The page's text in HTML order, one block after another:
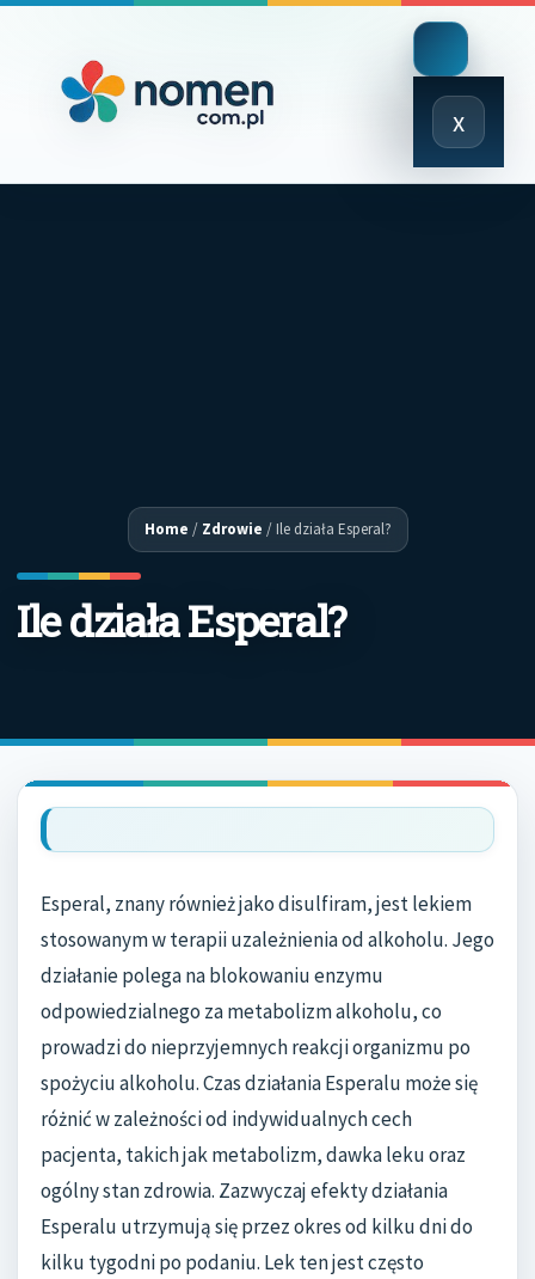
x
Close
Menu
Home / Zdrowie /Ile działa Esperal?
Ile działa Esperal?
Esperal, znany również jako disulfiram, jest lekiem
stosowanym w terapii uzależnienia od alkoholu. Jego
działanie polega na blokowaniu enzymu
odpowiedzialnego za metabolizm alkoholu, co
prowadzi do nieprzyjemnych reakcji organizmu po
spożyciu alkoholu. Czas działania Esperalu może się
różnić w zależności od indywidualnych cech
pacjenta, takich jak metabolizm, dawka leku oraz
ogólny stan zdrowia. Zazwyczaj efekty działania
Esperalu utrzymują się przez okres od kilku dni do
kilku tygodni po podaniu. Lek ten jest często